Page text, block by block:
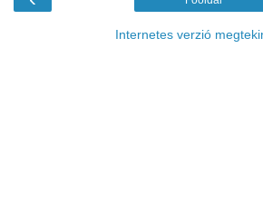
Internetes verzió